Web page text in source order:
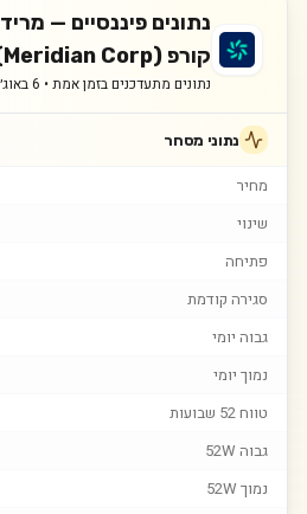
נתונים פיננסיים —
קורפ (Meridian Corp)
נתונים מתעדכנים בזמן אמת • 6 באוג׳, 23:42
נתוני מסחר
מחיר
שינוי
פתיחה
סגירה קודמת
גבוה יומי
נמוך יומי
טווח 52 שבועות
גבוה 52W
נמוך 52W